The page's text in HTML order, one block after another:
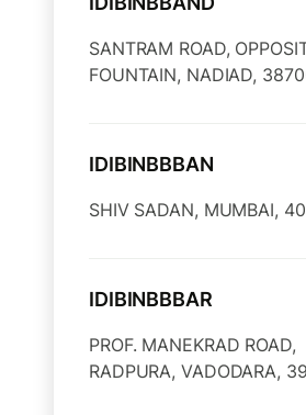
SANTRAM ROAD,
FOUNTAIN, NADIAD,
IDIBINBBBAN
SHIV SADAN, MUMBAI,
IDIBINBBBAR
PROF. MANEKRAD ROAD,
RADPURA, VADODARA,